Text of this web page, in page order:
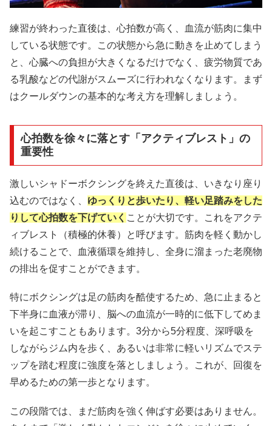
練習が終わった直後は、心拍数が高く、血流が筋肉に集中
している状態です。この状態から急に動きを止めてしまう
と、心臓への負担が大きくなるだけでなく、疲労物質であ
る乳酸などの代謝がスムーズに行われなくなります。まず
はクールダウンの基本的な考え方を理解しましょう。
心拍数を徐々に落とす「アクティブレスト」の
重要性
激しいシャドーボクシングを終えた直後は、いきなり座り
込むのではなく、 ゆっくりと歩いたり、軽い足踏みをした
りして心拍数を下げていく ことが大切です。これをアクテ
ィブレスト（積極的休養）と呼びます。筋肉を軽く動かし
続けることで、血液循環を維持し、全身に溜まった老廃物
の排出を促すことができます。
特にボクシングは足の筋肉を酷使するため、急に止まると
下半身に血液が滞り、脳への血流が一時的に低下してめま
いを起こすこともあります。3分から5分程度、深呼吸を
しながらジム内を歩く、あるいは非常に軽いリズムでステ
ップを踏む程度に強度を落としましょう。これが、回復を
早めるための第一歩となります。
この段階では、まだ筋肉を強く伸ばす必要はありません。